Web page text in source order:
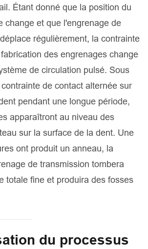
Étant donné que la position du
change et que l'engrenage de
régulièrement, la contrainte
des engrenages change
de circulation pulsé. Sous
de contact alternée sur
pendant une longue période,
apparaîtront au niveau des
sur la surface de la dent. Une
ont produit un anneau, la
de transmission tombera
totale fine et produira des fosses
du processus